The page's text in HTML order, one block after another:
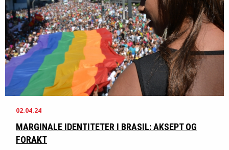
02.04.24
MARGINALE IDENTITETER I BRASIL: AKSEPT OG
FORAKT